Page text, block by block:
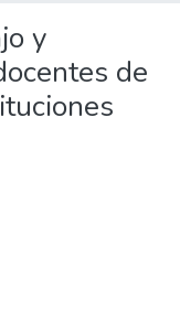
y
de